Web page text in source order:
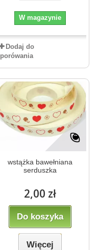
W magazynie
Dodaj do
porówania
wstążka bawełniana
serduszka
2,00 zł
Do koszyka
Więcej